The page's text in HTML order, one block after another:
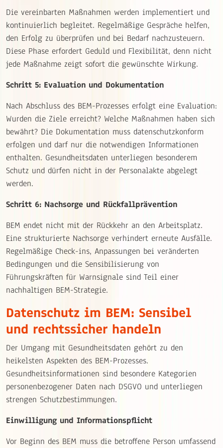
Die vereinbarten Maßnahmen werden implementiert und
kontinuierlich begleitet. Regelmäßige Gespräche helfen,
den Erfolg zu überprüfen und bei Bedarf nachzusteuern.
Diese Phase erfordert Geduld und Flexibilität, denn nicht
jede Maßnahme zeigt sofort die gewünschte Wirkung.
Schritt 5: Evaluation und Dokumentation
Nach Abschluss des BEM-Prozesses erfolgt eine Evaluation:
Wurden die Ziele erreicht? Welche Maßnahmen haben sich
bewährt? Die Dokumentation muss datenschutzkonform
erfolgen und darf nur die notwendigen Informationen
enthalten. Gesundheitsdaten unterliegen besonderem
Schutz und dürfen nicht in der Personalakte abgelegt
werden.
Schritt 6: Nachsorge und Rückfallprävention
BEM endet nicht mit der Rückkehr an den Arbeitsplatz.
Eine strukturierte Nachsorge verhindert erneute Ausfälle.
Regelmäßige Check-ins, Anpassungen bei veränderten
Bedingungen und die Sensibilisierung von
Führungskräften für Warnsignale sind Teil einer
nachhaltigen BEM-Strategie.
Datenschutz im BEM: Sensibel
und rechtssicher handeln
Der Umgang mit Gesundheitsdaten gehört zu den
heikelsten Aspekten des BEM-Prozesses.
Gesundheitsinformationen sind besondere Kategorien
personenbezogener Daten nach DSGVO und unterliegen
strengen Schutzbestimmungen.
Einwilligung und Informationspflicht
Vor Beginn des BEM muss die betroffene Person umfassend